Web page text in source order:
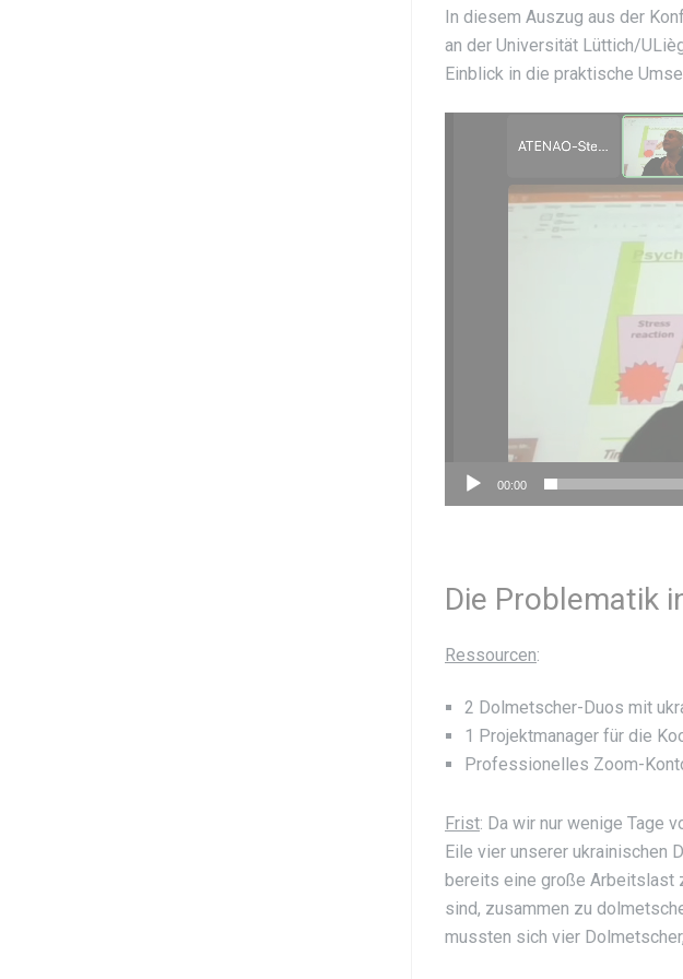
In diesem Auszug aus der
an der Universität Lüttich/
Einblick in die praktische
00:00
Die Problematik
Ressourcen:
2 Dolmetscher-Duos mit
1 Projektmanager für die
Professionelles Zoom-
Frist: Da wir nur wenige Tage
Eile vier unserer ukrainischen
bereits eine große Arbeitslast
sind, zusammen zu
mussten sich vier